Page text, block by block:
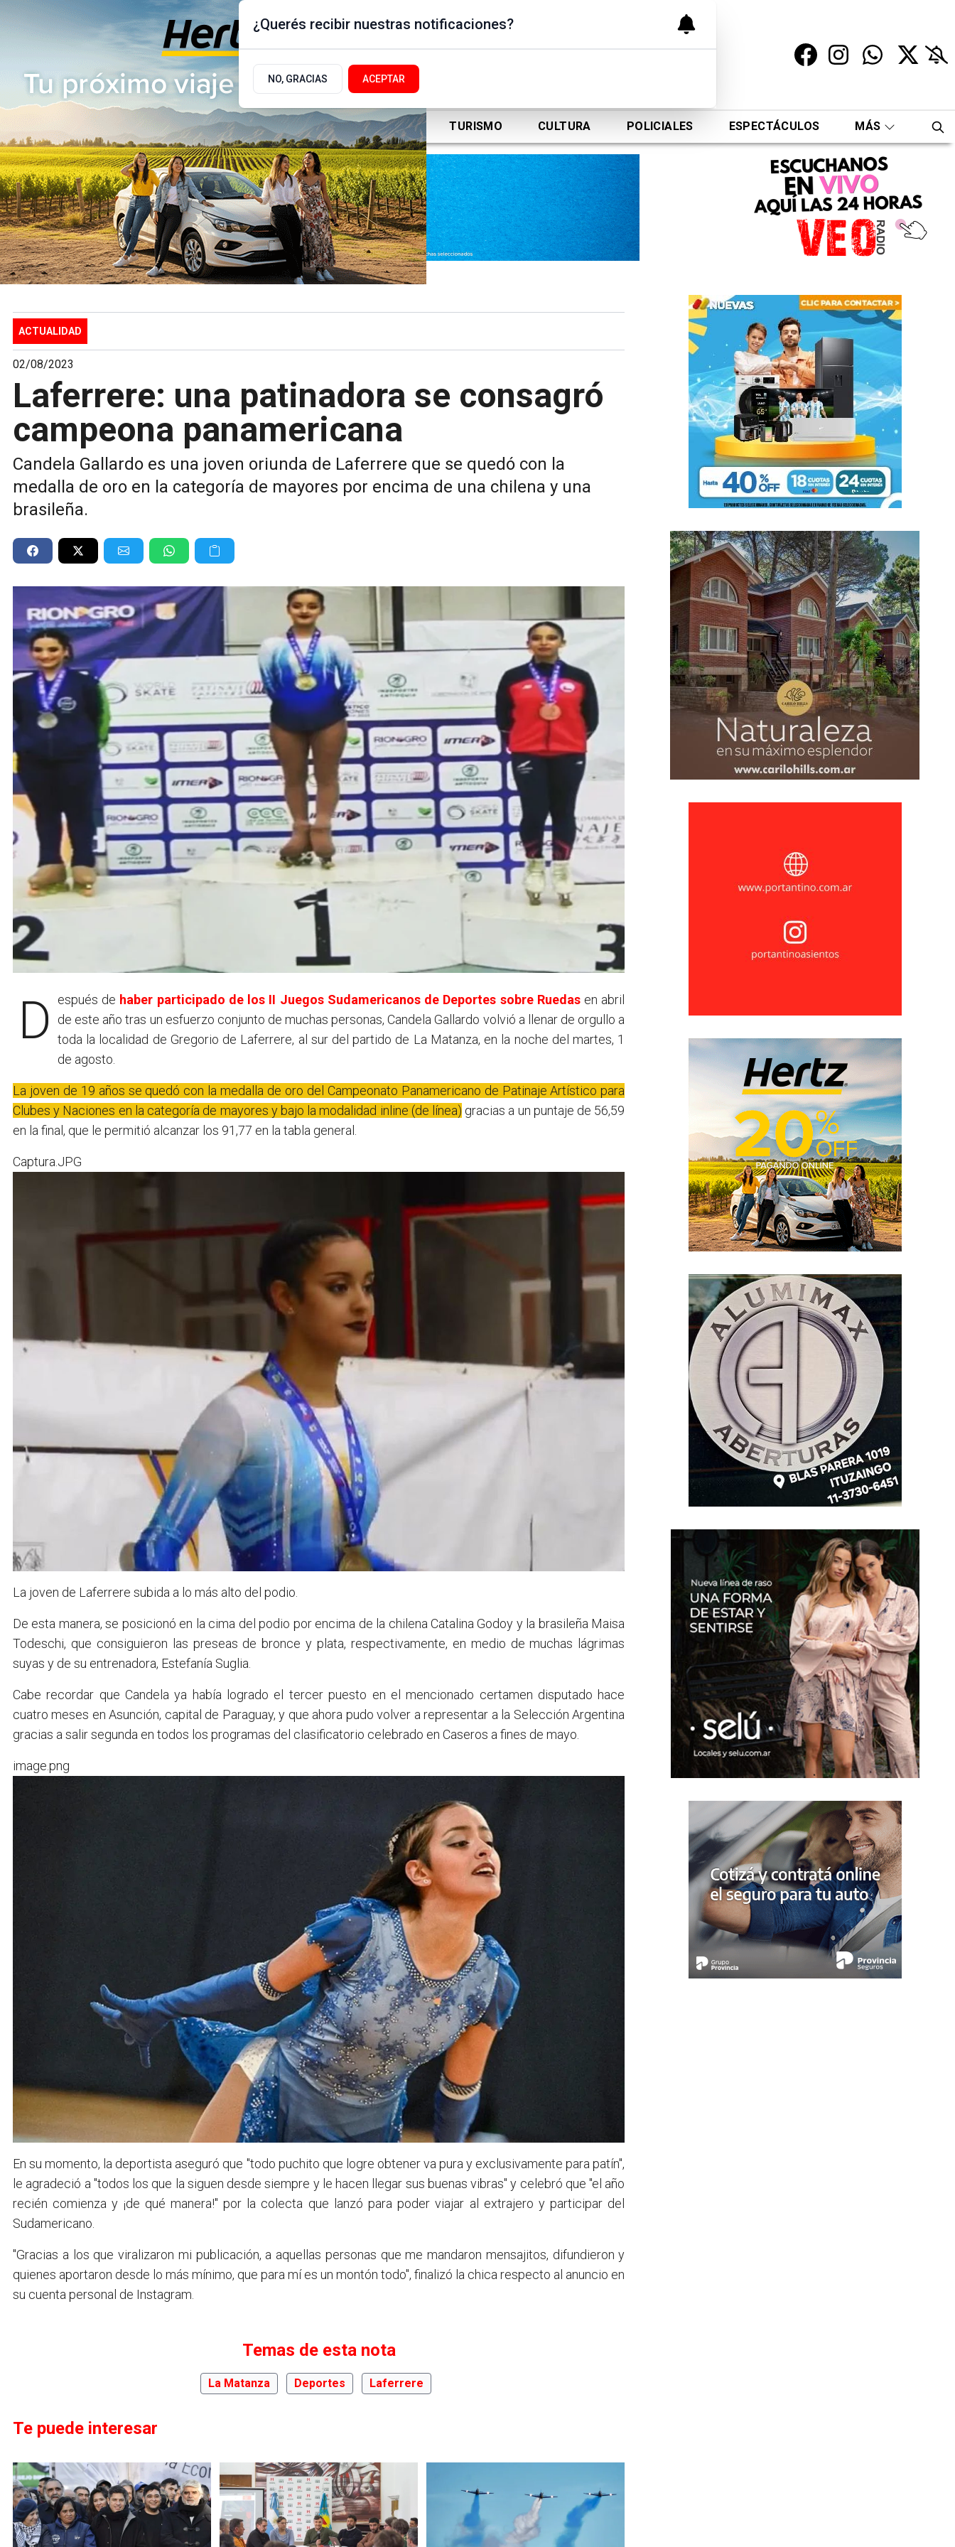
Viernes 7 de Agosto
de 2026
17.9ºc | Buenos Aires, AR
ACTUALIDAD POLÍTICA DEPORTES TURISMO CULTURA POLICIALES ESPECTÁCULOS MÁS
ACTUALIDAD
02/08/2023
Laferrere: una patinadora se consagró
campeona panamericana
Candela Gallardo es una joven oriunda de Laferrere que se quedó con la
medalla de oro en la categoría de mayores por encima de una chilena y una
brasileña.
Después de haber participado de los II Juegos Sudamericanos de Deportes sobre Ruedasen abril
de este año tras un esfuerzo conjunto de muchas personas, Candela Gallardo volvió a llenar de orgullo a
toda la localidad de Gregorio de Laferrere, al sur del partido de La Matanza, en la noche del martes, 1
de agosto.
La joven de 19 años se quedó con la medalla de oro del Campeonato Panamericano de Patinaje Artístico para
Clubes y Naciones en la categoría de mayores y bajo la modalidad inline (de línea) gracias a un puntaje de 56,59
en la final, que le permitió alcanzar los 91,77 en la tabla general.
Captura.JPG
La joven de Laferrere subida a lo más alto del podio.
De esta manera, se posicionó en la cima del podio por encima de la chilena Catalina Godoy y la brasileña Maisa
Todeschi, que consiguieron las preseas de bronce y plata, respectivamente, en medio de muchas lágrimas
suyas y de su entrenadora, Estefanía Suglia.
Cabe recordar que Candela ya había logrado el tercer puesto en el mencionado certamen disputado hace
cuatro meses en Asunción, capital de Paraguay, y que ahora pudo volver a representar a la Selección Argentina
gracias a salir segunda en todos los programas del clasificatorio celebrado en Caseros a fines de mayo.
image.png
En su momento, la deportista aseguró que "todo puchito que logre obtener va pura y exclusivamente para patín",
le agradeció a "todos los que la siguen desde siempre y le hacen llegar sus buenas vibras" y celebró que "el año
recién comienza y ¡de qué manera!" por la colecta que lanzó para poder viajar al extrajero y participar del
Sudamericano.
"Gracias a los que viralizaron mi publicación, a aquellas personas que me mandaron mensajitos, difundieron y
quienes aportaron desde lo más mínimo, que para mí es un montón todo", finalizó la chica respecto al anuncio en
su cuenta personal de Instagram.
Temas de esta nota
La Matanza Deportes Laferrere
Te puede interesar
¿Querés recibir nuestras notificaciones?
NO, GRACIAS ACEPTAR